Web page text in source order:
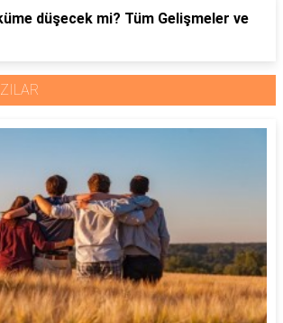
düşecek mi? Tüm Gelişmeler ve